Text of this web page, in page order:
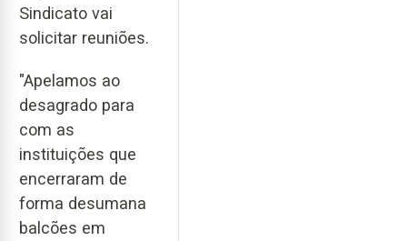
Sindicato vai
solicitar reuniões.
"Apelamos ao
desagrado para
com as
instituições que
encerraram de
forma desumana
balcões em